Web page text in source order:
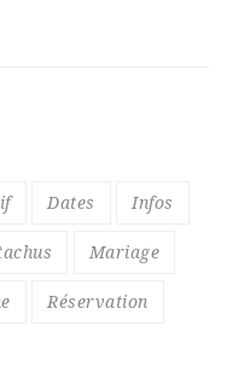
Dates Infos
Mariage
Réservation